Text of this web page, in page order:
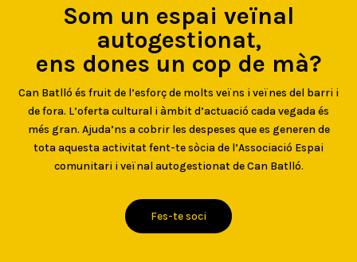
Som un espai veïnal
autogestionat,
ens dones un cop de mà?
Can Batlló és fruit de l’esforç de molts veïns i veïnes del barri i
de fora. L’oferta cultural i àmbit d’actuació cada vegada és
més gran. Ajuda’ns a cobrir les despeses que es generen de
tota aquesta activitat fent-te sòcia de l’Associació Espai
comunitari i veïnal autogestionat de Can Batlló.
Fes-te soci